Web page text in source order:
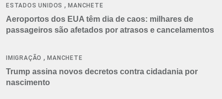
ESTADOS UNIDOS ,MANCHETE
Aeroportos dos EUA têm dia de caos: milhares de
passageiros são afetados por atrasos e cancelamentos
IMIGRAÇÃO ,MANCHETE
Trump assina novos decretos contra cidadania por
nascimento